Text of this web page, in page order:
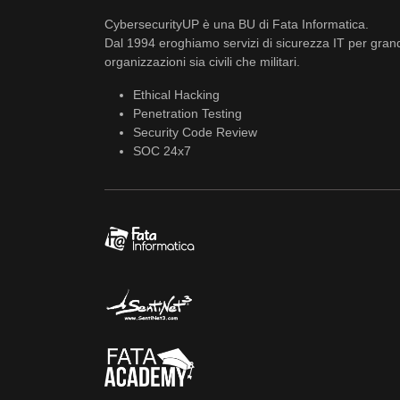
CybersecurityUP è una BU di Fata Informatica.
Dal 1994 eroghiamo servizi di sicurezza IT per
organizzazioni sia civili che militari.
Ethical Hacking
Penetration Testing
Security Code Review
SOC 24x7